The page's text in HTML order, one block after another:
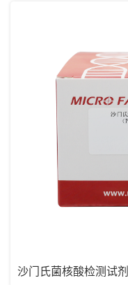
沙门氏菌核酸检测试